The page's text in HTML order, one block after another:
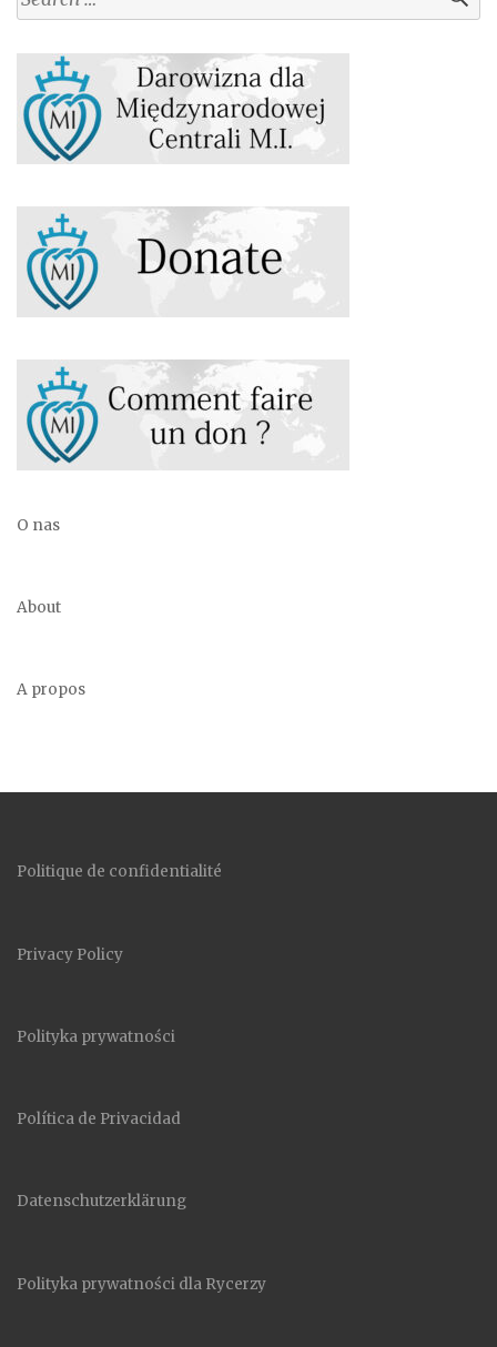
for:
O nas
About
A propos
Politique de confidentialité
Privacy Policy
Polityka prywatności
Política de Privacidad
Datenschutzerklärung
Polityka prywatności dla Rycerzy